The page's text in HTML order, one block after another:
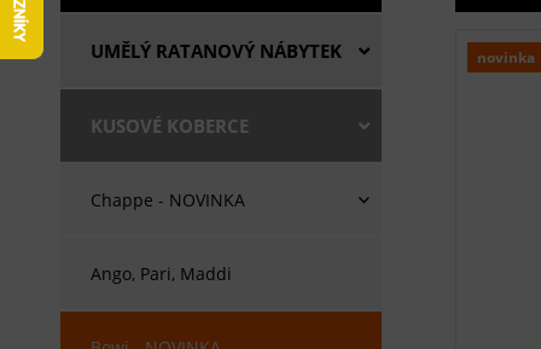
UMĚLÝ RATANOVÝ NÁBYTEK
KUSOVÉ KOBERCE
Chappe - NOVINKA
Ango, Pari, Maddi
novinka